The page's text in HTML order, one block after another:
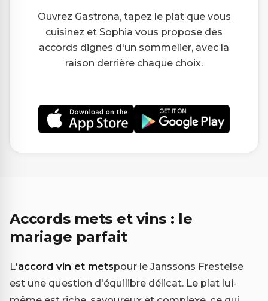
Ouvrez Gastrona, tapez le plat que vous
cuisinez et Sophia vous propose des
accords dignes d'un sommelier, avec la
raison derrière chaque choix.
Accords mets et vins : le
mariage parfait
L'accord vin et metspour le Janssons Frestelse
est une question d'équilibre délicat. Le plat lui-